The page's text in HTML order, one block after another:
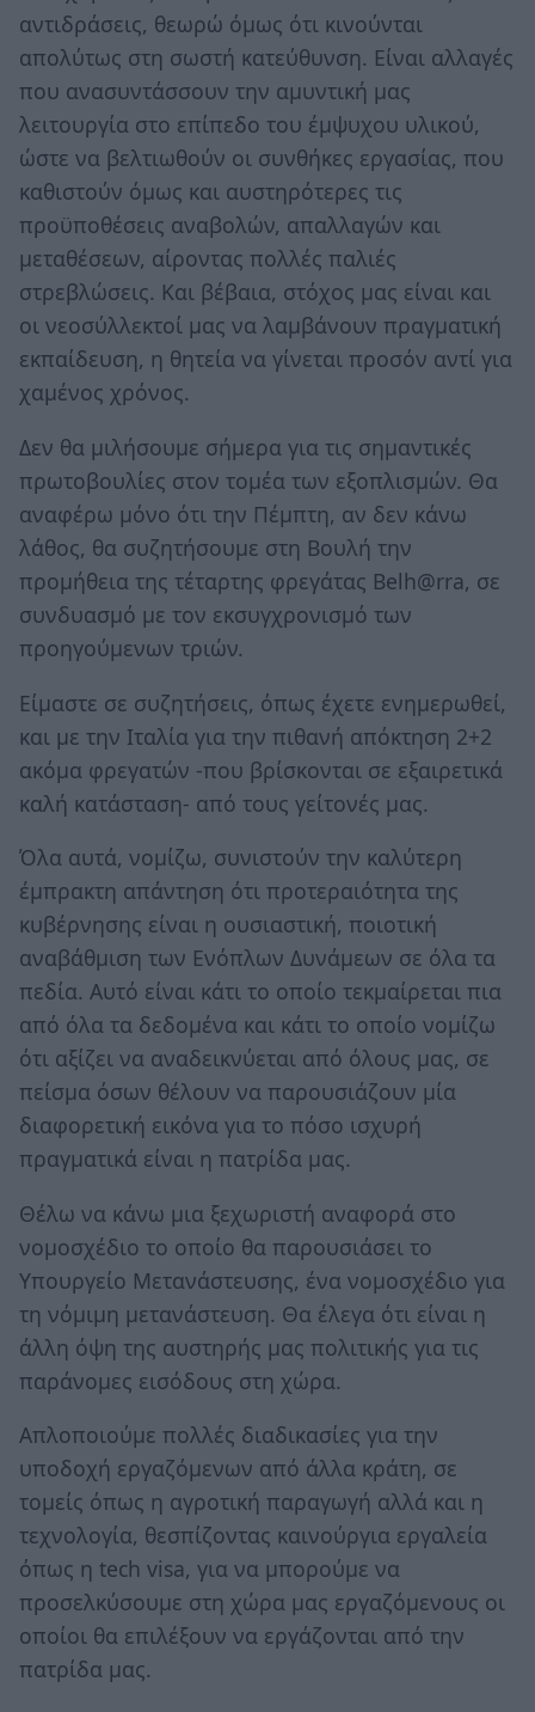
αντιδράσεις, θεωρώ όμως ότι κινούνται
απολύτως στη σωστή κατεύθυνση. Είναι αλλαγές
που ανασυντάσσουν την αμυντική μας
λειτουργία στο επίπεδο του έμψυχου υλικού,
ώστε να βελτιωθούν οι συνθήκες εργασίας, που
καθιστούν όμως και αυστηρότερες τις
προϋποθέσεις αναβολών, απαλλαγών και
μεταθέσεων, αίροντας πολλές παλιές
στρεβλώσεις. Και βέβαια, στόχος μας είναι και
οι νεοσύλλεκτοί μας να λαμβάνουν πραγματική
εκπαίδευση, η θητεία να γίνεται προσόν αντί για
χαμένος χρόνος.
Δεν θα μιλήσουμε σήμερα για τις σημαντικές
πρωτοβουλίες στον τομέα των εξοπλισμών. Θα
αναφέρω μόνο ότι την Πέμπτη, αν δεν κάνω
λάθος, θα συζητήσουμε στη Βουλή την
προμήθεια της τέταρτης φρεγάτας Belh@rra, σε
συνδυασμό με τον εκσυγχρονισμό των
προηγούμενων τριών.
Είμαστε σε συζητήσεις, όπως έχετε ενημερωθεί,
και με την Ιταλία για την πιθανή απόκτηση 2+2
ακόμα φρεγατών -που βρίσκονται σε εξαιρετικά
καλή κατάσταση- από τους γείτονές μας.
Όλα αυτά, νομίζω, συνιστούν την καλύτερη
έμπρακτη απάντηση ότι προτεραιότητα της
κυβέρνησης είναι η ουσιαστική, ποιοτική
αναβάθμιση των Ενόπλων Δυνάμεων σε όλα τα
πεδία. Αυτό είναι κάτι το οποίο τεκμαίρεται πια
από όλα τα δεδομένα και κάτι το οποίο νομίζω
ότι αξίζει να αναδεικνύεται από όλους μας, σε
πείσμα όσων θέλουν να παρουσιάζουν μία
διαφορετική εικόνα για το πόσο ισχυρή
πραγματικά είναι η πατρίδα μας.
Θέλω να κάνω μια ξεχωριστή αναφορά στο
νομοσχέδιο το οποίο θα παρουσιάσει το
Υπουργείο Μετανάστευσης, ένα νομοσχέδιο για
τη νόμιμη μετανάστευση. Θα έλεγα ότι είναι η
άλλη όψη της αυστηρής μας πολιτικής για τις
παράνομες εισόδους στη χώρα.
Απλοποιούμε πολλές διαδικασίες για την
υποδοχή εργαζόμενων από άλλα κράτη, σε
τομείς όπως η αγροτική παραγωγή αλλά και η
τεχνολογία, θεσπίζοντας καινούργια εργαλεία
όπως η tech visa, για να μπορούμε να
προσελκύσουμε στη χώρα μας εργαζόμενους οι
οποίοι θα επιλέξουν να εργάζονται από την
πατρίδα μας.